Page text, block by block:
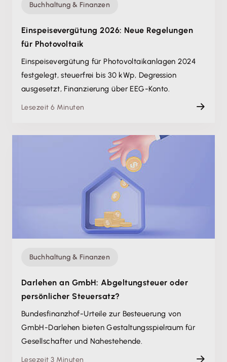
Buchhaltung & Finanzen
Einspeisevergütung 2026: Neue Regelungen
für Photovoltaik
Einspeisevergütung für Photovoltaikanlagen 2024
festgelegt, steuerfrei bis 30 kWp, Degression
ausgesetzt, Finanzierung über EEG-Konto.
Lesezeit 6 Minuten
Buchhaltung & Finanzen
Darlehen an GmbH: Abgeltungsteuer oder
persönlicher Steuersatz?
Bundesfinanzhof-Urteile zur Besteuerung von
GmbH-Darlehen bieten Gestaltungsspielraum für
Gesellschafter und Nahestehende.
Lesezeit 3 Minuten